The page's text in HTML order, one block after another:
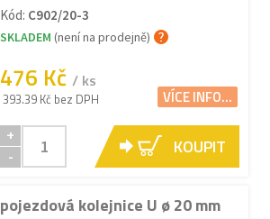
Kód: C902/20-3
SKLADEM (není na prodejně)
476 Kč / ks
393.39 Kč bez DPH VÍCE INFO...
+
-
KOUPIT
pojezdová kolejnice U ø 20 mm